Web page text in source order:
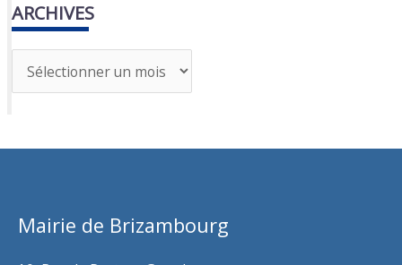
ARCHIVES
r
h
Mairie de Brizambourg